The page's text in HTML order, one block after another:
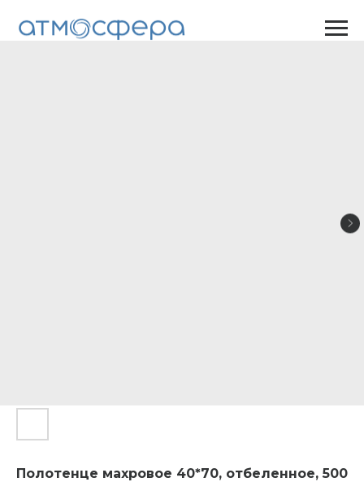
Полотенце махровое 40*70, отбеленное, 500